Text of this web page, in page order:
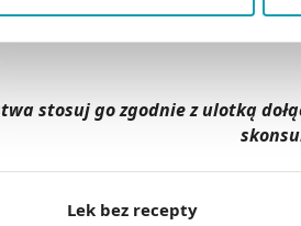
stosuj go zgodnie z ulotką
Lek bez recepty